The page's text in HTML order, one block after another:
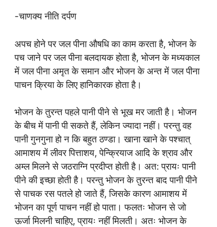
-चाणक्य नीति दर्पण
अपच होने पर जल पीना औषधि का काम करता है, भोजन के
पच जाने पर जल पीना बलदायक होता है, भोजन के मध्यकाल
में जल पीना अमृत के समान और भोजन के अन्त में जल पीना
पाचन क्रिया के लिए हानिकारक होता है।
भोजन के तुरन्त पहले पानी पीने से भूख मर जाती है। भोजन
के बीच में पानी पी सकते हैं, लेकिन ज्यादा नहीं। परन्तु वह
पानी गुनगुना हो न कि बहुत ठण्डा। खाना खाने के पश्चात्
आमाशय में लीवर पित्ताशय, पेन्क्रियाज आदि के श्राव और
अम्ल मिलने से जठराग्नि प्रदीप्त होती है। अत: प्रायः पानी
पीने की इच्छा होती है। परन्तु भोजन के तुरन्त बाद पानी पीने
से पाचक रस पतले हो जाते हैं, जिसके कारण आमाशय में
भोजन का पूर्ण पाचन नहीं हो पाता। फलतः भोजन से जो
ऊर्जा मिलनी चाहिए, प्रायः नहीं मिलती। अतः भोजन के